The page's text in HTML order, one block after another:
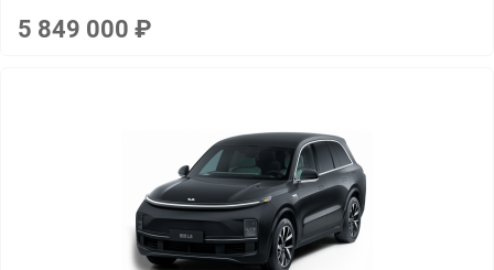
5 849 000 ₽